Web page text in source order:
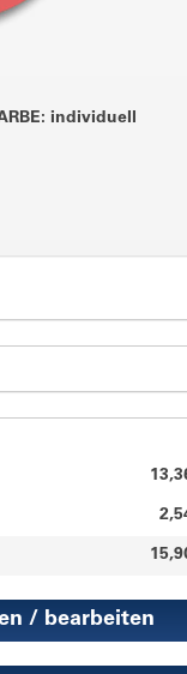
individuell
/ bearbeiten